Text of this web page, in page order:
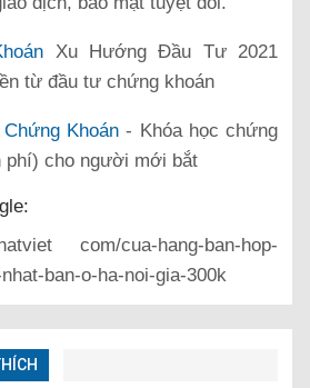
Xu Hướng Đầu Tư 2021
từ đầu tư chứng khoán
Khoán - Khóa học chứng
phí) cho người mới bắt
com/cua-hang-ban-hop-
ban-o-ha-noi-gia-300k